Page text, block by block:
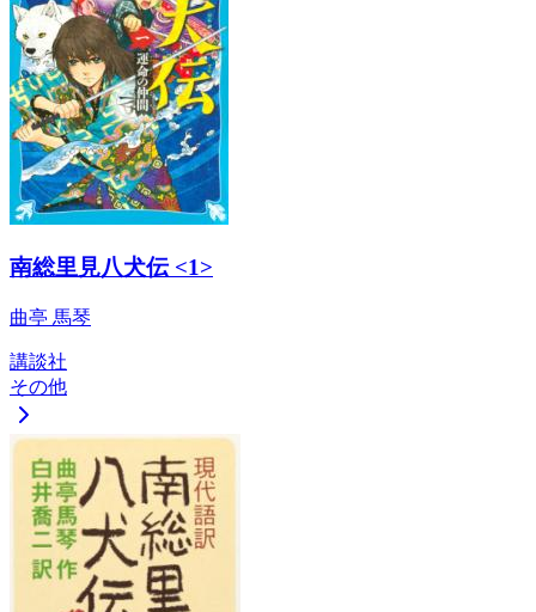
南総里見八犬伝 <1>
曲亭 馬琴
講談社
その他